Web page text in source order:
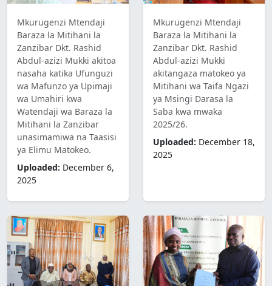
Mkurugenzi Mtendaji
Baraza la Mitihani la
Zanzibar Dkt. Rashid
Abdul-azizi Mukki akitoa
nasaha katika Ufunguzi
wa Mafunzo ya Upimaji
wa Umahiri kwa
Watendaji wa Baraza la
Mitihani la Zanzibar
unasimamiwa na Taasisi
ya Elimu Matokeo.
Uploaded: December 6,
2025
Mkurugenzi Mtendaji
Baraza la Mitihani la
Zanzibar Dkt. Rashid
Abdul-azizi Mukki
akitangaza matokeo ya
Mitihani wa Taifa Ngazi
ya Msingi Darasa la
Saba kwa mwaka
2025/26.
Uploaded: December 18,
2025